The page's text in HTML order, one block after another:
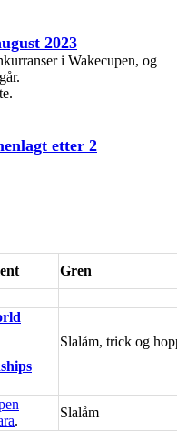
2023
i Wakecupen, og
etter 2
Gren
Slalåm, trick og
.
Slalåm